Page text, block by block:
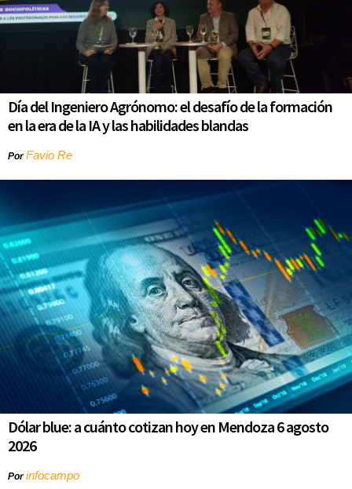
Día del Ingeniero Agrónomo: el desafío de la formación
en la era de la IA y las habilidades blandas
PorFavio Re
Dólar blue: a cuánto cotizan hoy en Mendoza 6 agosto
2026
Porinfocampo